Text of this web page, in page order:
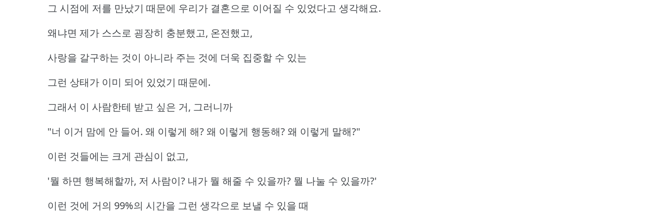
그 시점에 저를 만났기 때문에 우리가 결혼으로 이어질 수 있었다고 생각해요.
왜냐면 제가 스스로 굉장히 충분했고, 온전했고,
사랑을 갈구하는 것이 아니라 주는 것에 더욱 집중할 수 있는
그런 상태가 이미 되어 있었기 때문에.
그래서 이 사람한테 받고 싶은 거, 그러니까
"너 이거 맘에 안 들어. 왜 이렇게 해? 왜 이렇게 행동해? 왜 이렇게 말해?"
이런 것들에는 크게 관심이 없고,
'뭘 하면 행복해할까, 저 사람이? 내가 뭘 해줄 수 있을까? 뭘 나눌 수 있을까?'
이런 것에 거의 99%의 시간을 그런 생각으로 보낼 수 있을 때